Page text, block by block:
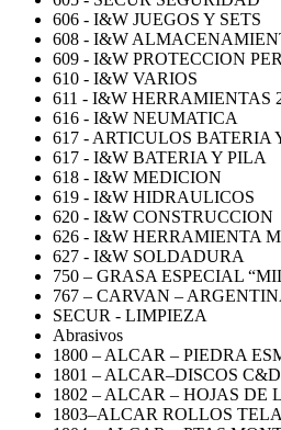
606 - I&W JUEGOS Y SETS
608 - I&W
609 - I&W PROTECCION
610 - I&W VARIOS
611 - I&W HERRAMIENTAS
616 - I&W NEUMATICA
617 - ARTICULOS BATERIA
617 - I&W BATERIA Y PILA
618 - I&W MEDICION
619 - I&W HIDRAULICOS
620 - I&W CONSTRUCCION
626 - I&W HERRAMIENTA
627 - I&W SOLDADURA
750 – GRASA ESPECIAL
767 – CARVAN –
SECUR - LIMPIEZA
Abrasivos
1800 – ALCAR – PIEDRA
1801 – ALCAR–DISCOS C&D
1802 – ALCAR – HOJAS DE
1803–ALCAR ROLLOS